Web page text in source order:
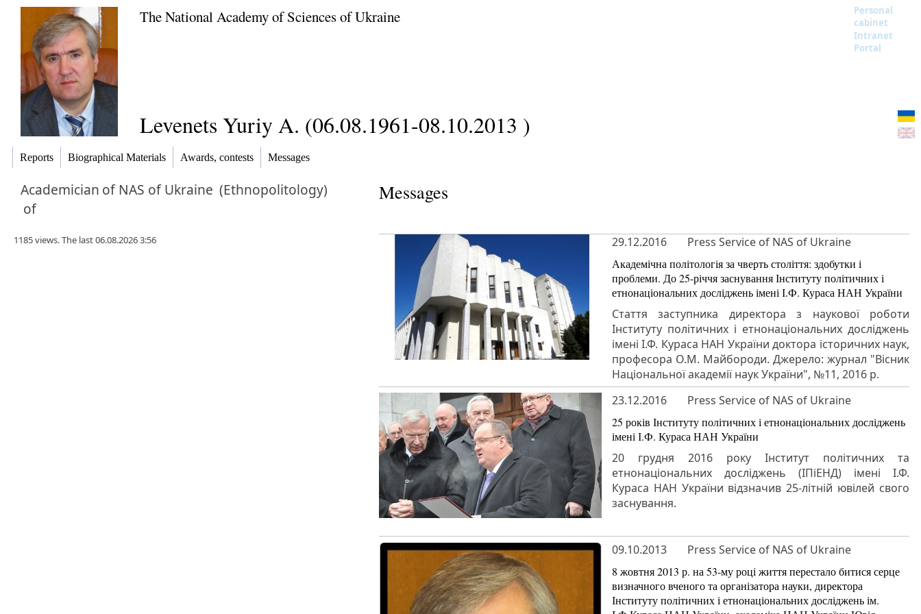
The National Academy of Sciences of Ukraine
Personal
cabinet
Intranet
Portal
Levenets Yuriy A. (06.08.1961-08.10.2013 )
Reports Biographical Materials Awards, contests Messages
Academician of NAS of Ukraine (Ethnopolitology)
of
1185 views. The last 06.08.2026 3:56
Messages
29.12.2016 Press Service of NAS of Ukraine
Академічна політологія за чверть століття: здобутки і
проблеми. До 25-річчя заснування Інституту політичних і
етнонаціональних досліджень імені І.Ф. Кураса НАН України
Стаття заступника директора з наукової роботи
Інституту політичних і етнонаціональних досліджень
імені І.Ф. Кураса НАН України доктора історичних наук,
професора О.М. Майбороди. Джерело: журнал "Вісник
Національної академії наук України", №11, 2016 р.
23.12.2016
Press Service of NAS of Ukraine
25 років Інституту політичних і етнонаціональних досліджень
імені І.Ф. Кураса НАН України
20 грудня 2016 року Інститут політичних та
етнонаціональних досліджень (ІПіЕНД) імені І.Ф.
Кураса НАН України відзначив 25-літній ювілей свого
заснування.
09.10.2013 Press Service of NAS of Ukraine
8 жовтня 2013 р. на 53-му році життя перестало битися серце
визначного вченого та організатора науки, директора
Інституту політичних і етнонаціональних досліджень ім.